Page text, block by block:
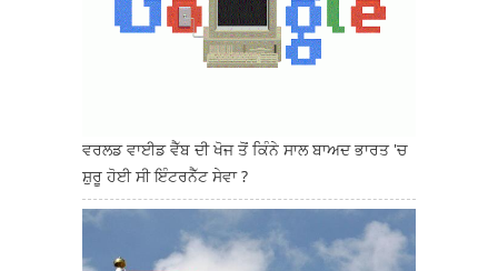
ਵਰਲਡ ਵਾਈਡ ਵੈੱਬ ਦੀ ਖੋਜ ਤੋਂ ਕਿੰਨੇ ਸਾਲ ਬਾਅਦ ਭਾਰਤ 'ਚ
ਸ਼ੁਰੂ ਹੋਈ ਸੀ ਇੰਟਰਨੈੱਟ ਸੇਵਾ ?